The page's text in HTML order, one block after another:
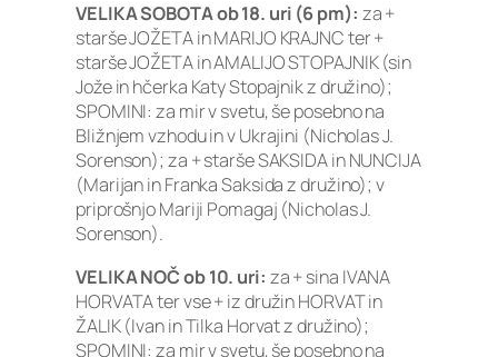
VELIKA SOBOTA ob 18. uri (6 pm): za +
starše JOŽETA in MARIJO KRAJNC ter +
starše JOŽETA in AMALIJO STOPAJNIK (sin
Jože in hčerka Katy Stopajnik z družino);
SPOMINI: za mir v svetu, še posebno na
Bližnjem vzhodu in v Ukrajini (Nicholas J.
Sorenson); za + starše SAKSIDA in NUNCIJA
(Marijan in Franka Saksida z družino); v
priprošnjo Mariji Pomagaj (Nicholas J.
Sorenson).
VELIKA NOČ ob 10. uri: za + sina IVANA
HORVATA ter vse + iz družin HORVAT in
ŽALIK (Ivan in Tilka Horvat z družino);
SPOMINI: za mir v svetu, še posebno na